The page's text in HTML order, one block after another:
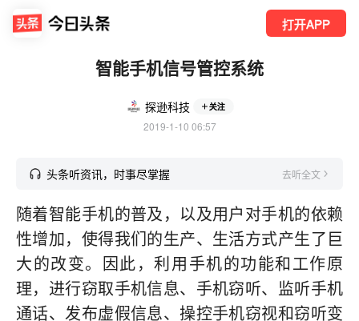
打开APP
智能手机信号管控系统
探逊科技 关注
2019-1-10 06:57
头条听资讯，时事尽掌握 去听全文
随着智能手机的普及，以及用户对手机的依赖
性增加，使得我们的生产、生活方式产生了巨
大的改变。因此，利用手机的功能和工作原
理，进行窃取手机信息、手机窃听、监听手机
通话、发布虚假信息、操控手机窃视和窃听变